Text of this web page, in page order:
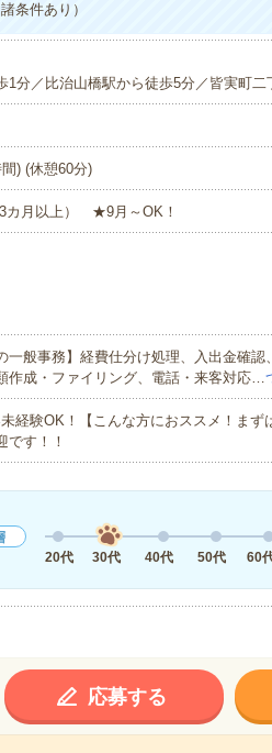
条件あり）
1分／比治山橋駅から徒歩5分／皆実町二
) (休憩60分)
カ月以上） ★9月～OK！
一般事務】経費仕分け処理、入出金確
作成・ファイリング、電話・来客対応…
経験OK！【こんな方におススメ！まず
です！！
20代
30代 40代 50代 60
応募する